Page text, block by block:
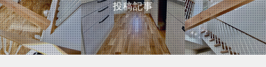
投稿記事